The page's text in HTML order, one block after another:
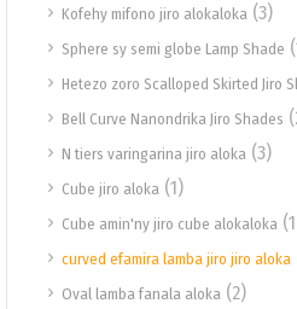
Kofehy mifono jiro alokaloka (3)
Sphere sy semi globe Lamp Shade
Hetezo zoro Scalloped Skirted Jiro
Bell Curve Nanondrika Jiro Shades
N tiers varingarina jiro aloka (3)
Cube jiro aloka (1)
Cube amin'ny jiro cube alokaloka
curved efamira lamba jiro jiro aloka
Oval lamba fanala aloka (2)